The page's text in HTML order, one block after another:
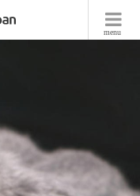
menu